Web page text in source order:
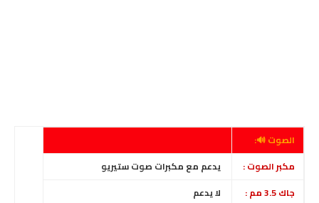
الصوت 🔊:
مكبر الصوت :
يدعم مع مكبرات صوت ستيريو
جاك 3.5 مم :
لا يدعم